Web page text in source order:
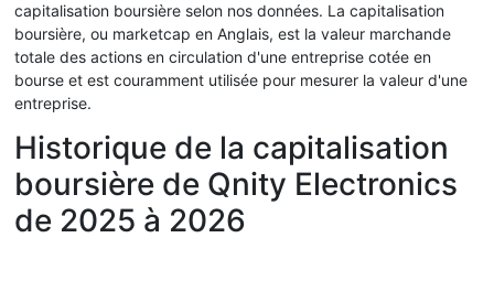
capitalisation boursière selon nos données. La capitalisation
boursière, ou marketcap en Anglais, est la valeur marchande
totale des actions en circulation d'une entreprise cotée en
bourse et est couramment utilisée pour mesurer la valeur d'une
entreprise.
Historique de la capitalisation
boursière de Qnity Electronics
de 2025 à 2026